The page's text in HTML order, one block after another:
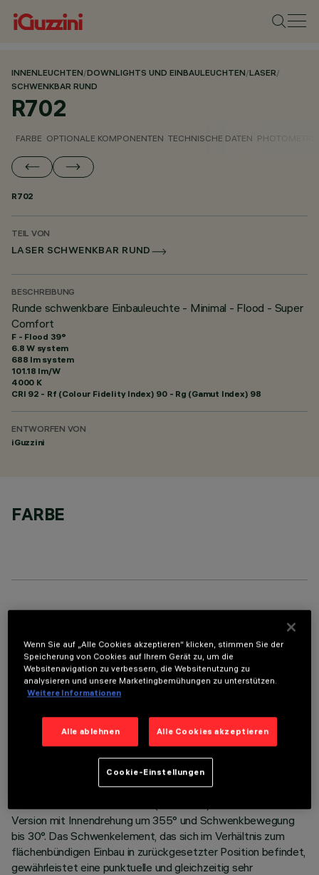
INNENLEUCHTEN/DOWNLIGHTS UND EINBAULEUCHTEN/LASER/
SCHWENKBAR RUND
R702
FARBE OPTIONALE KOMPONENTEN TECHNISCHE DATEN
R702
TEIL VON
LASER SCHWENKBAR RUND
BESCHREIBUNG
Runde schwenkbare Einbauleuchte - Minimal - Flood - Super
Comfort
F - Flood 39°
6.8 W system
688 lm system
101.18 lm/W
4000 K
CRI 92 - Rf (Colour Fidelity Index) 90 - Rg (Gamut Index) 98
ENTWORFEN VON
iGuzzini
FARBE
OPTIONALE KOMPONENTEN
TECHNISCHE DATEN
Version mit Innendrehung um 355° und Schwenkbewegung
bis 30°. Das Schwenkelement, das sich im Verhältnis zum
flächenbündigen Einbau in zurückgesetzter Position befindet,
gewährleistet eine punktuelle und gleichzeitig sehr
Wenn Sie auf „Alle Cookies akzeptieren“ klicken, stimmen Sie der
Speicherung von Cookies auf Ihrem Gerät zu, um die
Websitenavigation zu verbessern, die Websitenutzung zu
analysieren und unsere Marketingbemühungen zu unterstützen.
Weitere Informationen
Alle ablehnen Alle Cookies akzeptieren
Cookie-Einstellungen